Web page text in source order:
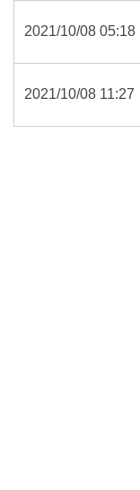
2021/10/08 05:18
2021/10/08 11:27